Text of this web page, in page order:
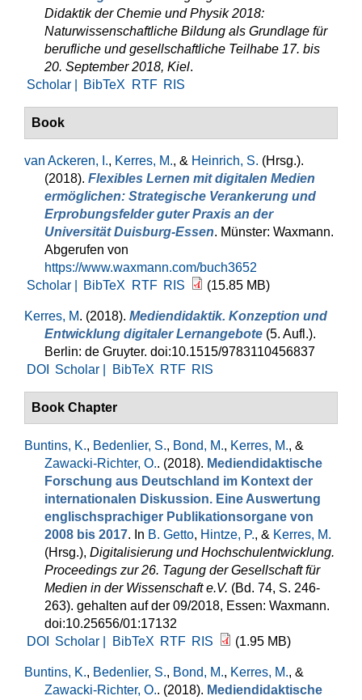
Didaktik der Chemie und Physik 2018:
Naturwissenschaftliche Bildung als Grundlage für
berufliche und gesellschaftliche Teilhabe 17. bis
20. September 2018, Kiel.
Scholar |
BibTeX RTF RIS
Book
van Ackeren, I., Kerres, M., & Heinrich, S. (Hrsg.).
(2018). Flexibles Lernen mit digitalen Medien
ermöglichen: Strategische Verankerung und
Erprobungsfelder guter Praxis an der
Universität Duisburg-Essen. Münster: Waxmann.
Abgerufen von
https://www.waxmann.com/buch3652
Scholar |
BibTeX RTF RIS (15.85 MB)
Kerres, M. (2018). Mediendidaktik. Konzeption und
Entwicklung digitaler Lernangebote (5. Aufl.).
Berlin: de Gruyter. doi:10.1515/9783110456837
DOI
Scholar | BibTeX RTF RIS
Book Chapter
Buntins, K., Bedenlier, S., Bond, M., Kerres, M., &
Zawacki-Richter, O.. (2018). Mediendidaktische
Forschung aus Deutschland im Kontext der
internationalen Diskussion. Eine Auswertung
englischsprachiger Publikationsorgane von
2008 bis 2017. In B. Getto, Hintze, P., & Kerres, M.
(Hrsg.), Digitalisierung und Hochschulentwicklung.
Proceedings zur 26. Tagung der Gesellschaft für
Medien in der Wissenschaft e.V. (Bd. 74, S. 246-
263). gehalten auf der 09/2018, Essen: Waxmann.
doi:10.25656/01:17132
DOI
Scholar | BibTeX RTF RIS (1.95 MB)
Buntins, K., Bedenlier, S., Bond, M., Kerres, M., &
Zawacki-Richter, O.. (2018). Mediendidaktische